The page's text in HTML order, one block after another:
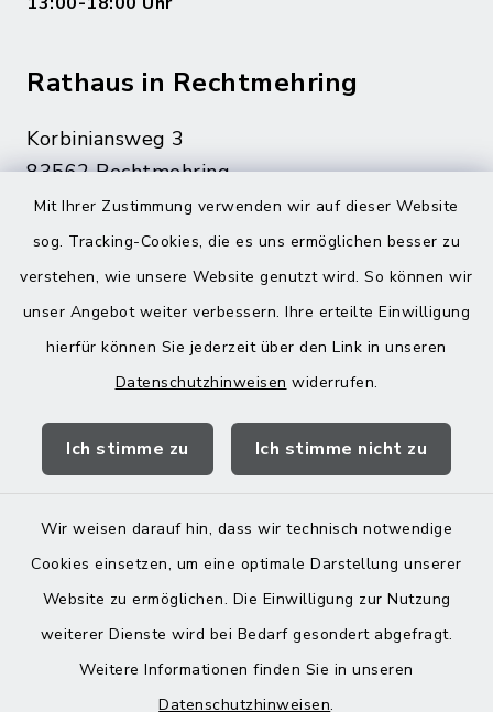
Mit Ihrer Zustimmung verwenden wir auf dieser Website
sog. Tracking-Cookies, die es uns ermöglichen besser zu
verstehen, wie unsere Website genutzt wird. So können wir
unser Angebot weiter verbessern. Ihre erteilte Einwilligung
hierfür können Sie jederzeit über den Link in unseren
Datenschutzhinweisen widerrufen.
Ich stimme zu Ich stimme nicht zu
Wir weisen darauf hin, dass wir technisch notwendige
Cookies einsetzen, um eine optimale Darstellung unserer
Website zu ermöglichen. Die Einwilligung zur Nutzung
weiterer Dienste wird bei Bedarf gesondert abgefragt.
Weitere Informationen finden Sie in unseren
Datenschutzhinweisen.
Rathaus in Rechtmehring
Korbiniansweg 3
83562 Rechtmehring
08076 499
08076 8595
poststelle@vg-maitenbeth.de
Landratsamt Mühldorf
Barrierefreiheit